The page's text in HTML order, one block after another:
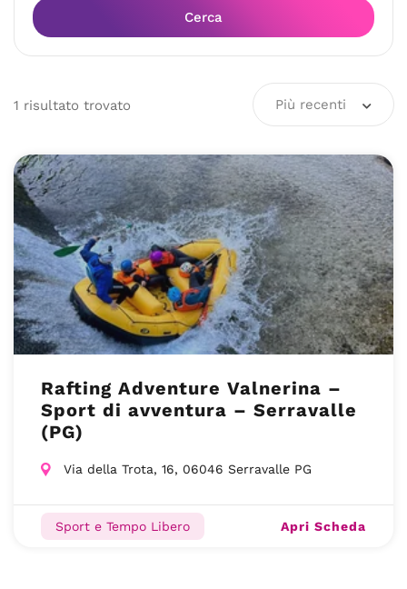
Cerca
1 risultato trovato Più recenti
Rafting Adventure Valnerina –
Sport di avventura – Serravalle
(PG)
Via della Trota, 16, 06046 Serravalle PG
Sport e Tempo Libero Apri Scheda